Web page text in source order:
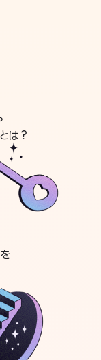
は？